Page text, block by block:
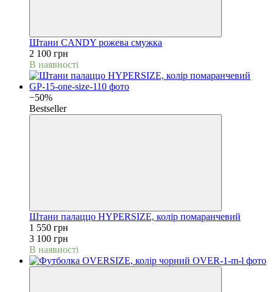
Штани CANDY рожева смужка
2 100 грн
В наявності
−50%
Bestseller
Штани палаццо HYPERSIZE, колір помаранчевий
1 550 грн
3 100 грн
В наявності